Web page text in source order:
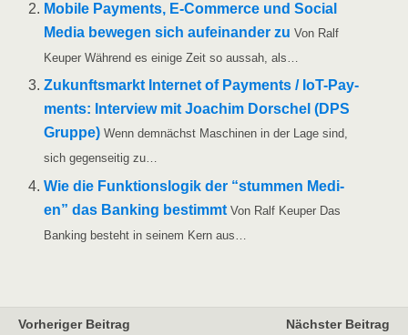
Mobi­le Pay­ments, E‑Commerce und Social
Media bewe­gen sich auf­ein­an­der zu Von Ralf
Keu­per Wäh­rend es eini­ge Zeit so aus­sah, als…
Zukunfts­markt Inter­net of Pay­ments /​​ IoT-Pay­­
ments: Inter­view mit Joa­chim Dor­schel (DPS
Grup­pe) Wenn dem­nächst Maschi­nen in der Lage sind,
sich gegen­sei­tig zu…
Wie die Funk­ti­ons­lo­gik der “stum­men Medi­
en” das Ban­king bestimmt Von Ralf Keu­per Das
Ban­king besteht in sei­nem Kern aus…
Vorheriger Beitrag
Nächster Beitrag